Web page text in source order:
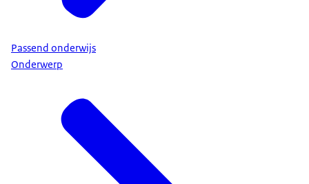
Passend onderwijs
Onderwerp